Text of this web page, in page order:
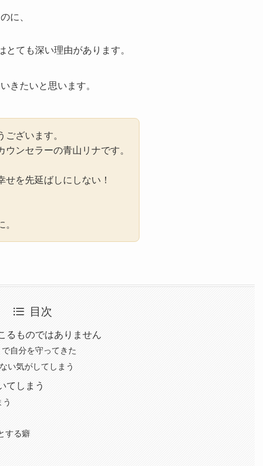
に、
とても深い理由があります。
きたいと思います。
ざいます。
ンセラーの青山リナです。
せを先延ばしにしない！
目次
るものではありません
自分を守ってきた
い気がしてしまう
てしまう
する癖